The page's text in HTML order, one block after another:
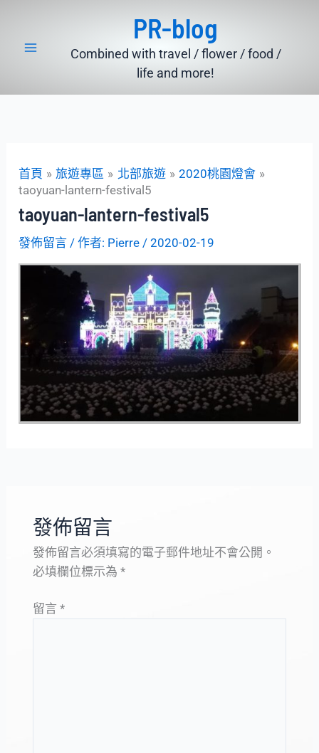
PR-blog
Combined with travel / flower / food /
life and more!
首頁 旅遊專區 北部旅遊
2020桃園燈會
taoyuan-lantern-festival5
taoyuan-lantern-festival5
發佈留言 / 作者: Pierre /2020-02-19
發佈留言
發佈留言必須填寫的電子郵件地址不會公開。
必填欄位標示為 *
留言 *